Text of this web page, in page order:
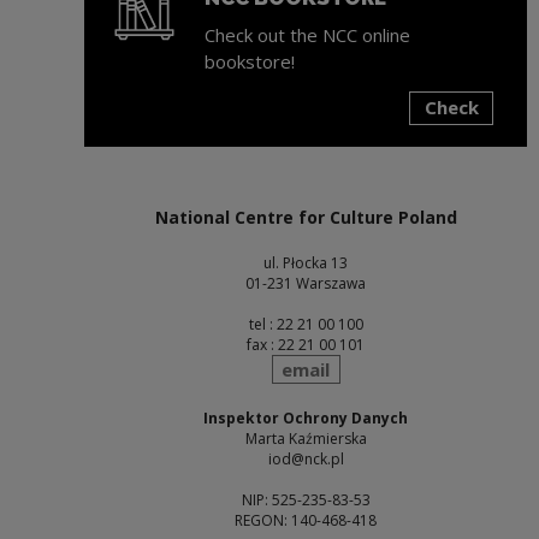
Check out the NCC online
bookstore!
Check
National Centre for Culture Poland
ul. Płocka 13
01-231 Warszawa
tel : 22 21 00 100
fax : 22 21 00 101
send
email
Inspektor Ochrony Danych
Marta Kaźmierska
iod@nck.pl
NIP: 525-235-83-53
REGON: 140-468-418